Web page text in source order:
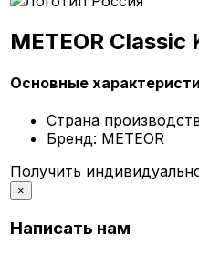
METEOR
Основные
Страна
Бренд: METEOR
Получить
×
Написать нам